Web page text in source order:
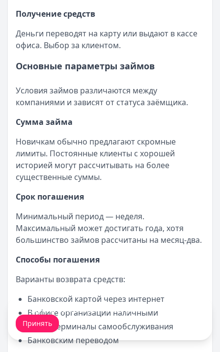
Получение средств
Деньги переводят на карту или выдают в кассе
офиса. Выбор за клиентом.
Основные параметры займов
Условия займов различаются между
компаниями и зависят от статуса заёмщика.
Сумма займа
Новичкам обычно предлагают скромные
лимиты. Постоянные клиенты с хорошей
историей могут рассчитывать на более
существенные суммы.
Срок погашения
Минимальный период — неделя.
Максимальный может достигать года, хотя
большинство займов рассчитаны на месяц-два.
Способы погашения
Варианты возврата средств:
Банковской картой через интернет
В офисе организации наличными
Через терминалы самообслуживания
Банковским переводом
Мы обрабатываем ваши cookie-файлы.
Принять